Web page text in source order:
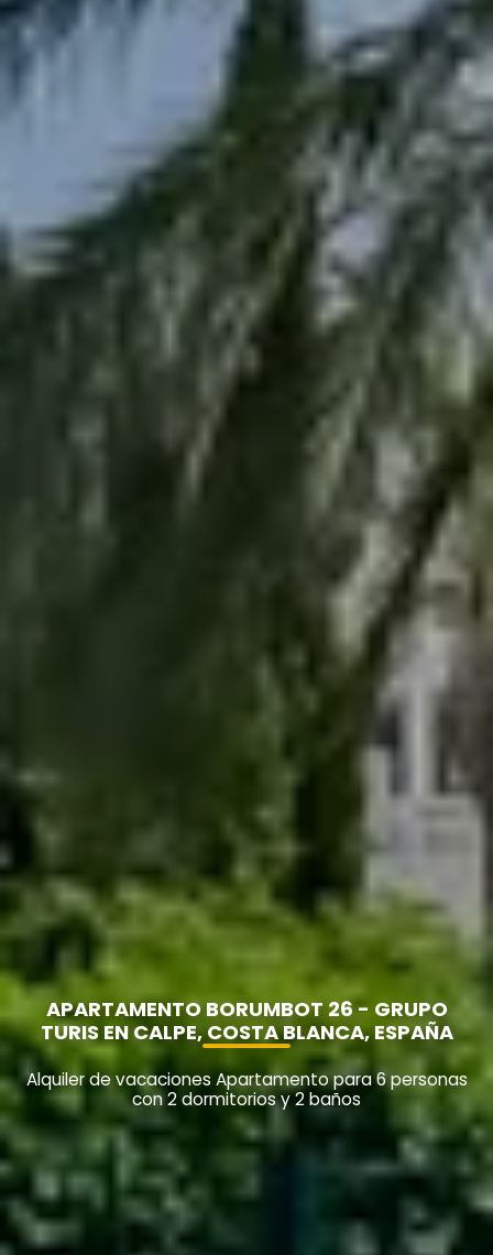
APARTAMENTO BORUMBOT 26 - GRUPO
TURIS EN CALPE, COSTA BLANCA, ESPAÑA
Alquiler de vacaciones Apartamento para 6 personas
con 2 dormitorios y 2 baños